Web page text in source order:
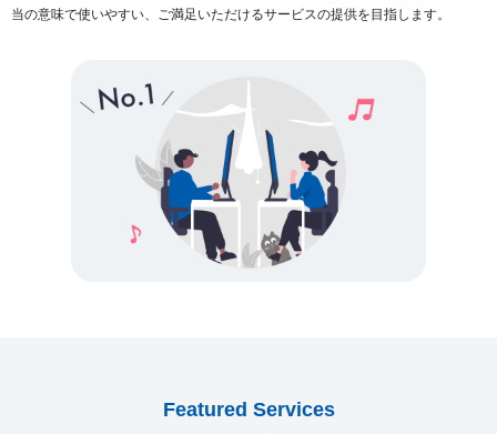
当の意味で使いやすい、ご満足いただけるサービスの提供を目指します。
Featured Services